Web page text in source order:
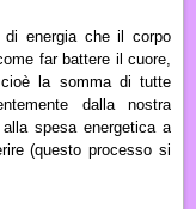
energia che il corpo
far battere il cuore,
la somma di tutte
dalla nostra
spesa energetica a
(questo processo si